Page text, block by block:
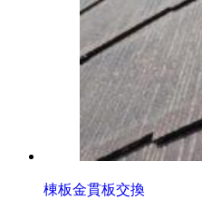
棟板金貫板交換